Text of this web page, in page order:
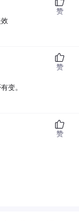
赞
变。
赞
赞